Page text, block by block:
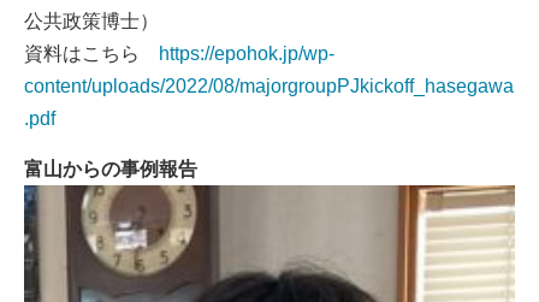
公共政策博士）
資料はこちら
https://epohok.jp/wp-
content/uploads/2022/08/majorgroupPJkickoff_hasegawa
.pdf
富山からの事例報告